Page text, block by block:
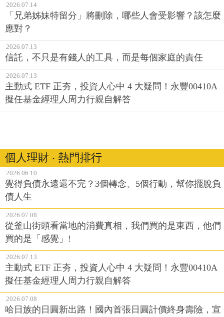
2026.07.14
「兄弟姊妹特留分」將刪除，哪些人會受影響？該怎麼
應對？
2026.07.13
信託，不只是有錢人的工具，而是每個家庭的責任
2026.07.13
主動式 ETF 正夯，投資人心中 4 大疑問！永豐00410A
擬任基金經理人周力行親自解答
個人理財 ‧ 熱門排行
2026.06.10
覺得負債永遠還不完？3個轉念、5個行動，幫你擺脫負
債人生
2026.07.08
從釜山街頭看當地的消費真相，我們買的是東西，他們
買的是「感覺」!
2026.07.13
主動式 ETF 正夯，投資人心中 4 大疑問！永豐00410A
擬任基金經理人周力行親自解答
2026.07.08
哈日族的日圓新出路！國內首張日圓計價終身壽險，宣